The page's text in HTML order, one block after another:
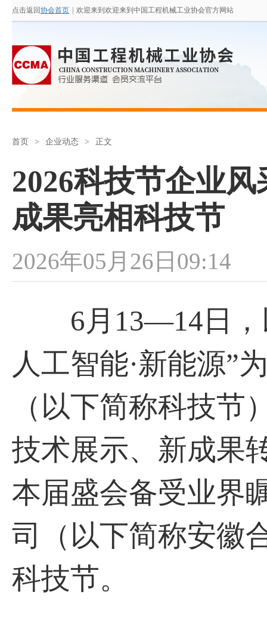
点击返回协会首页 欢迎来到欢迎来到中国工程机械工业协会官方网站
首页 > 企业动态 > 正文
2026科技节企业
成果亮相科技节
2026年05月26日09:14
6月13—14日，以
人工智能·新能源”
（以下简称科技
技术展示、新成果
本届盛会备受业界
司（以下简称安徽
科技节。